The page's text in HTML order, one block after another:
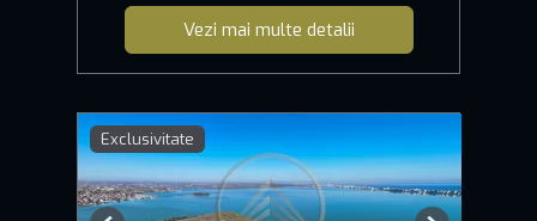
Vezi mai multe detalii
Exclusivitate